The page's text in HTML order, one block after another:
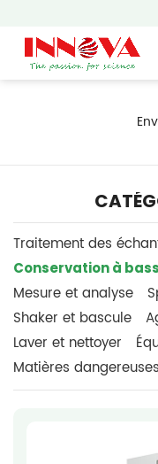
Traitement des
Conservation à
Mesure et analyse
Shaker et bascule
Laver et nettoyer
Matières